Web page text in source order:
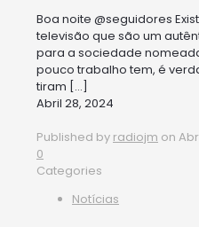
Boa noite @seguidores
televisão que são um
para a sociedade
pouco trabalho tem, é
tiram […]
Abril 28, 2024
Published by radiojm on
0
Categories
Notícias